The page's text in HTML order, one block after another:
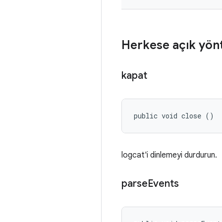
Herkese açık
kapat
public void close ()
logcat'i dinlemeyi durdurun.
parseEvents